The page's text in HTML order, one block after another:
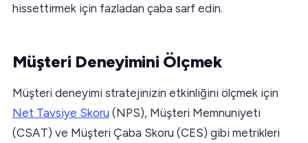
hissettirmek için fazladan çaba sarf edin.
Müşteri Deneyimini Ölçmek
Müşteri deneyimi stratejinizin etkinliğini ölçmek için
Net Tavsiye Skoru (NPS), Müşteri Memnuniyeti
(CSAT) ve Müşteri Çaba Skoru (CES) gibi metrikleri